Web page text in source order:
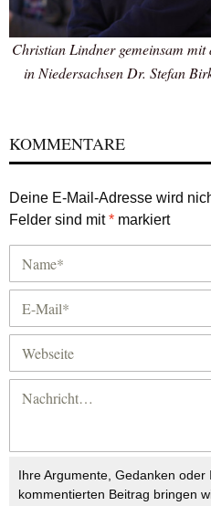
Christian Lindner gemeinsam
in Niedersachsen Dr. Stefan
KOMMENTARE
Deine E-Mail-Adresse wird
Felder sind mit* markiert
Ihre Argumente, Gedanken oder
kommentierten Beitrag bringen